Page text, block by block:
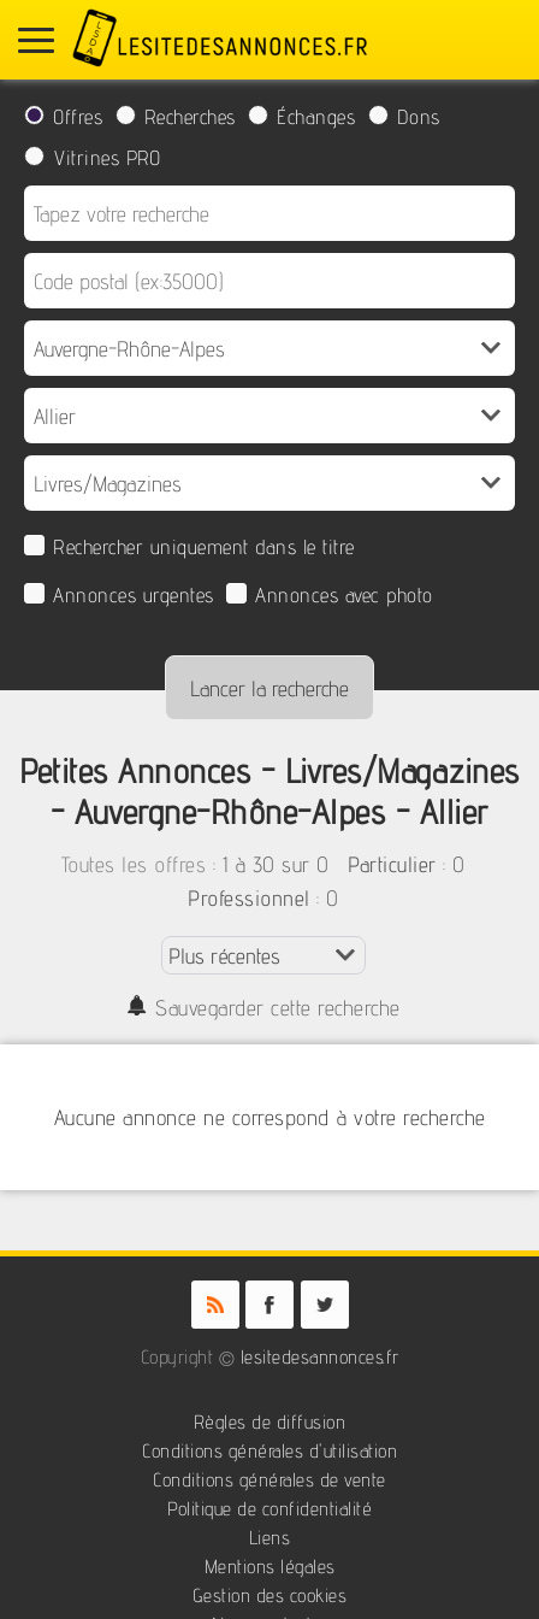
Offres Recherches Échanges
Dons
Vitrines PRO
Rechercher uniquement dans le titre
Annonces urgentes
Annonces avec photo
Petites Annonces - Livres/Magazines
- Auvergne-Rhône-Alpes - Allier
Toutes les offres : 1 à 30 sur 0 Particulier : 0
Professionnel : 0
Sauvegarder cette recherche
Aucune annonce ne correspond à votre recherche
Copyright © lesitedesannonces.fr
Règles de diffusion
Conditions générales d'utilisation
Conditions générales de vente
Politique de confidentialité
Liens
Mentions légales
Gestion des cookies